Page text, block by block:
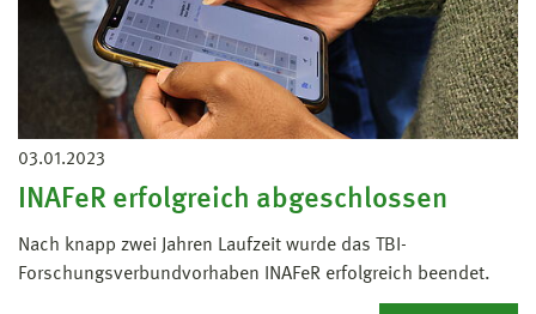
03.01.2023
INAFeR erfolgreich abgeschlossen
Nach knapp zwei Jahren Laufzeit wurde das TBI-
Forschungsverbundvorhaben INAFeR erfolgreich beendet.